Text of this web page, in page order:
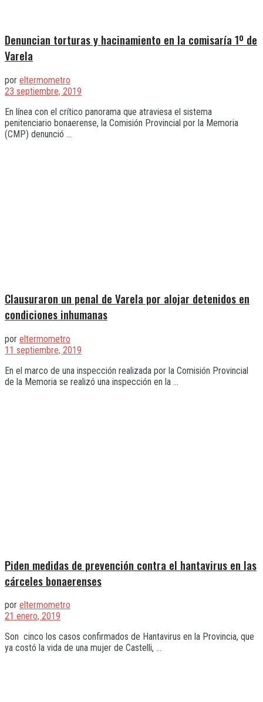
Denuncian torturas y hacinamiento en la comisaría 1º de
Varela
por eltermometro
23 septiembre, 2019
En línea con el crítico panorama que atraviesa el sistema
penitenciario bonaerense, la Comisión Provincial por la Memoria
(CMP) denunció ...
Clausuraron un penal de Varela por alojar detenidos en
condiciones inhumanas
por eltermometro
11 septiembre, 2019
En el marco de una inspección realizada por la Comisión Provincial
de la Memoria se realizó una inspección en la ...
Piden medidas de prevención contra el hantavirus en las
cárceles bonaerenses
por eltermometro
21 enero, 2019
Son cinco los casos confirmados de Hantavirus en la Provincia, que
ya costó la vida de una mujer de Castelli, ...